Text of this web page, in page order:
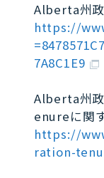
Alberta州
https://
7A8C1E9
Alberta州
enureに関
https://
ration-